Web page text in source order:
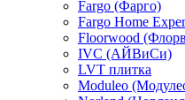
Fargo (Фарго)
Fargo Home
Floorwood
IVC (АЙВиСи)
LVT плитка
Moduleo